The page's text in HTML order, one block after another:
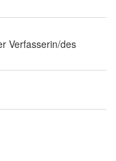
Verfasserin/des